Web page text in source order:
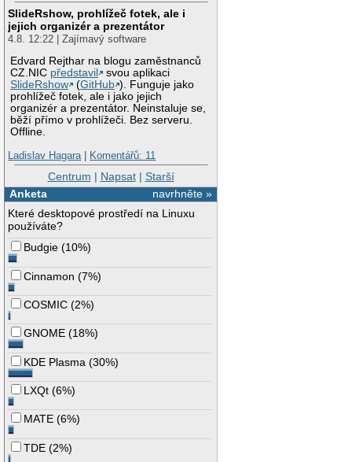
SlideRshow, prohlížeč fotek, ale i
jejich organizér a prezentátor
4.8. 12:22 | Zajímavý software
Edvard Rejthar na blogu zaměstnanců
CZ.NIC představil
svou aplikaci
SlideRshow
(GitHub ). Funguje jako
prohlížeč fotek, ale i jako jejich
organizér a prezentátor. Neinstaluje se,
běží přímo v prohlížeči. Bez serveru.
Offline.
Ladislav Hagara| Komentářů: 11
Centrum | Napsat| Starší
navrhněte »
Anketa
Které desktopové prostředí na Linuxu
používáte?
Budgie (10%)
Cinnamon (7%)
COSMIC (2%)
GNOME (18%)
KDE Plasma (30%)
LXQt (6%)
MATE (6%)
TDE (2%)